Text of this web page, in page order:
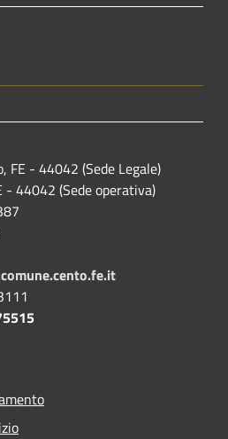
FE - 44042 (Sede Legale)
- 44042 (Sede operativa)